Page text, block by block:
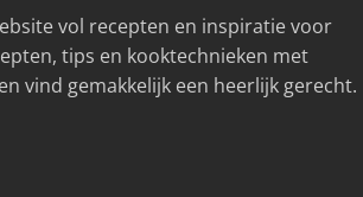
vol recepten en inspiratie voor
tips en kooktechnieken met
vind gemakkelijk een heerlijk gerecht.